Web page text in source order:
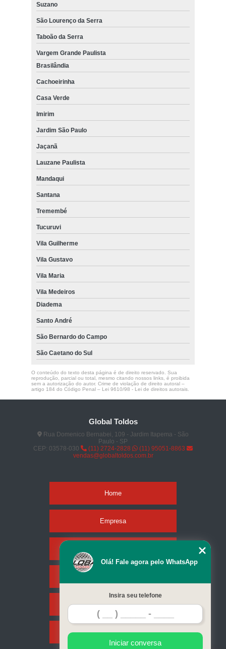
Suzano
São Lourenço da Serra
Taboão da Serra
Vargem Grande Paulista
Brasilândia
Cachoeirinha
Casa Verde
Imirim
Jardim São Paulo
Jaçanã
Lauzane Paulista
Mandaqui
Santana
Tremembé
Tucuruvi
Vila Guilherme
Vila Gustavo
Vila Maria
Vila Medeiros
Diadema
Santo André
São Bernardo do Campo
São Caetano do Sul
O conteúdo do texto desta página é de direito reservado. Sua
reprodução, parcial ou total, mesmo citando nossos links, é proibida
sem a autorização do autor. Crime de violação de direito autoral –
artigo 184 do Código Penal – Lei 9610/98 - Lei de direitos autorais.
Global Toldos
Rua Domenico Bernabei, 109 - Jardim Itapema - São
Paulo - SP
CEP: 03578-030
(11) 2724-2828
(11) 95051-8863
vendas@globaltoldos.com.br
Home
Empresa
Contato
Mapa do site
Olá! Fale agora pelo WhatsApp
Insira seu telefone
Iniciar conversa